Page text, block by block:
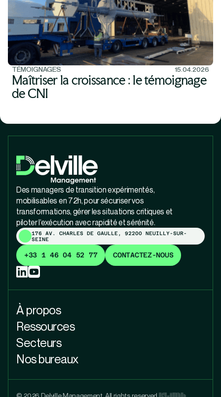
TÉMOIGNAGES 15.04.2026
Maîtriser la croissance : le témoignage
de CNI
Des managers de transition expérimentés,
mobilisables en 72h, pour sécuriser vos
transformations, gérer les situations critiques et
piloter l’exécution avec rapidité et sérénité.
176 AV. CHARLES DE GAULLE, 92200 NEUILLY-SUR-
SEINE
+33 1 46 04 52 77 CONTACTEZ-NOUS
À propos
Ressources
Secteurs
Nos bureaux
© 2026 Delville Management. All rights reserved.